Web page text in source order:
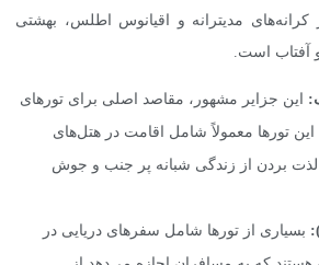
کرانه‌های مدیترانه و اقیانوس اطلس، بهشتی
آفتاب است.
این جزایر مشهور، مقاصد اصلی برای تورهای
تورها معمولاً شامل اقامت در هتل‌های
لذت بردن از زندگی شبانه پر جنب و جوش
بسیاری از تورها شامل سفرهای دریایی در